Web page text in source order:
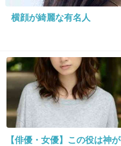
結果着ないまま
25. 匿名2015/07/15(水) 16:46:07
足踏まれる
横顔が綺麗な有名人
【俳優・女優】この役は神が